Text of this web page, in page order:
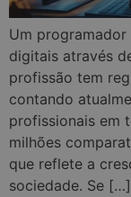
Um
digitais através
profissão tem
contando
profissionais em
milhões
que reflete a
sociedade. Se […]